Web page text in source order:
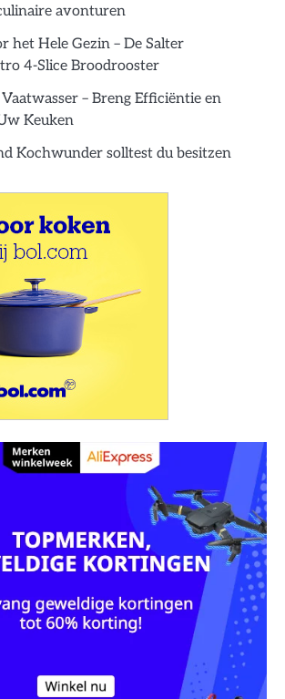
avonturen
het Hele Gezin – De Salter
4-Slice Broodrooster
– Breng Efficiëntie en
Keuken
Kochwunder solltest du besitzen